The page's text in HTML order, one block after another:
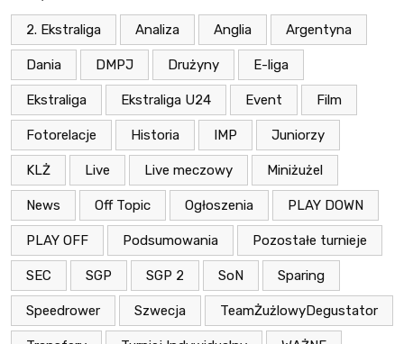
2. Ekstraliga Analiza Anglia Argentyna
Dania DMPJ Drużyny E-liga
Ekstraliga Ekstraliga U24 Event Film
Fotorelacje Historia IMP Juniorzy
KLŻ Live Live meczowy Miniżużel
News Off Topic Ogłoszenia PLAY DOWN
PLAY OFF Podsumowania Pozostałe turnieje
SEC SGP SGP 2 SoN Sparing
Speedrower Szwecja TeamŻużlowyDegustator